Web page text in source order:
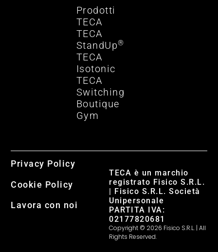
Prodotti
TECA
TECA
StandUp®
TECA
Isotonic
TECA
Switching
Boutique
Gym
TECA è un marchio
registrato Fisico S.R.L.
| Fisico S.R.L. Società
Unipersonale
PARTITA IVA:
02177820681
Copyright © 2026 Fisico S.R.L. | All
Rights Reserved.
Privacy Policy
Cookie Policy
Lavora con noi